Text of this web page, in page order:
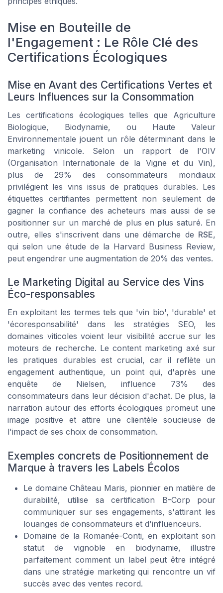
Mise en Bouteille de
l'Engagement : Le Rôle Clé des
Certifications Écologiques
Mise en Avant des Certifications Vertes et
Leurs Influences sur la Consommation
Les certifications écologiques telles que Agriculture
Biologique, Biodynamie, ou Haute Valeur
Environnementale jouent un rôle déterminant dans le
marketing vinicole. Selon un rapport de l'OIV
(Organisation Internationale de la Vigne et du Vin),
plus de 29% des consommateurs mondiaux
privilégient les vins issus de pratiques durables. Les
étiquettes certifiantes permettent non seulement de
gagner la confiance des acheteurs mais aussi de se
positionner sur un marché de plus en plus saturé. En
outre, elles s'inscrivent dans une démarche de RSE,
qui selon une étude de la Harvard Business Review,
peut engendrer une augmentation de 20% des ventes.
Le Marketing Digital au Service des Vins
Éco-responsables
En exploitant les termes tels que 'vin bio', 'durable' et
'écoresponsabilité' dans les stratégies SEO, les
domaines viticoles voient leur visibilité accrue sur les
moteurs de recherche. Lecontent marketing axé sur
les pratiques durables est crucial, car il reflète un
engagement authentique, un point qui, d'après une
enquête de Nielsen, influence 73% des
consommateurs dans leur décision d'achat. De plus, la
narration autour des efforts écologiques promeut une
image positive et attire une clientèle soucieuse de
l'impact de ses choix de consommation.
Exemples concrets de Positionnement de
Marque à travers les Labels Écolos
Le domaineChâteau Maris, pionnier en matière de
durabilité, utilise sa certification B-Corp pour
communiquer sur ses engagements, s'attirant les
louanges de consommateurs et d'influenceurs.
Domaine de la Romanée-Conti, en exploitant son
statut de vignoble en biodynamie, illustre
parfaitement comment un label peut être intégré
dans une stratégie marketing qui rencontre un vif
succès avec des ventes record.